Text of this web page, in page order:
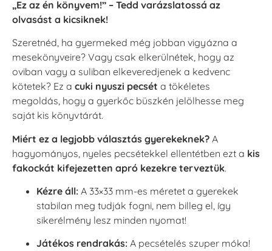
„Ez az én könyvem!” – Tedd varázslatossá az
olvasást a kicsiknek!
Szeretnéd, ha gyermeked még jobban vigyázna a
mesekönyveire? Vagy csak elkerülnétek, hogy az
oviban vagy a suliban elkeveredjenek a kedvenc
kötetek? Ez a cuki nyuszi pecsét a tökéletes
megoldás, hogy a gyerkőc büszkén jelölhesse meg
saját kis könyvtárát.
Miért ez a legjobb választás gyerekeknek? A
hagyományos, nyeles pecsétekkel ellentétben ezt a kis
fakockát kifejezetten apró kezekre terveztük.
Kézre áll: A 33×33 mm-es méretet a gyerekek
stabilan meg tudják fogni, nem billeg el, így
sikerélmény lesz minden nyomat!
Játékos rendrakás: A pecsételés szuper móka!